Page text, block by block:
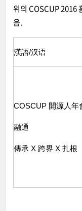
위의 COSCUP 2016
음.
漢語/汉语
COSCUP 開源人年
融通
傳承 X 跨界 X 扎根